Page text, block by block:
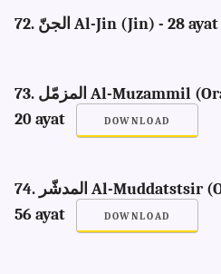
72. الجنّ Al-Jin (Jin) - 28 ayat
73. المزمّل Al-Muzammil (Orang yang berselimut) -
20 ayat
DOWNLOAD
74. المدشّر Al-Muddatstsir (Orang yang berkemul) -
56 ayat
DOWNLOAD